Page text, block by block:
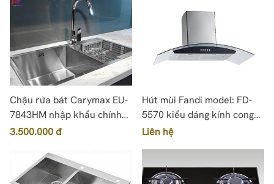
Chậu rửa bát Carymax EU-
7843HM nhập khẩu chính
hãng, 100% inox 304
3.500.000 đ
Hút mùi Fandi model: FD-
5570 kiểu dáng kính cong
mềm mại, giá rẻ
Liên hệ